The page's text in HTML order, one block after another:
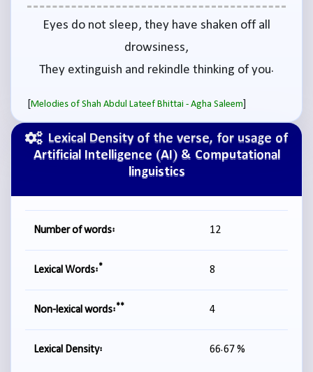
Lexical Density of the verse, for usage of
Artificial Intelligence (AI) & Computational
linguistics
Number of words: 12
Lexical Words:* 8
Non-lexical words:** 4
Lexical Density: 66.67 %
Eyes do not sleep, they have shaken off all
drowsiness,
They extinguish and rekindle thinking of you.
[Melodies of Shah Abdul Lateef Bhittai - Agha Saleem